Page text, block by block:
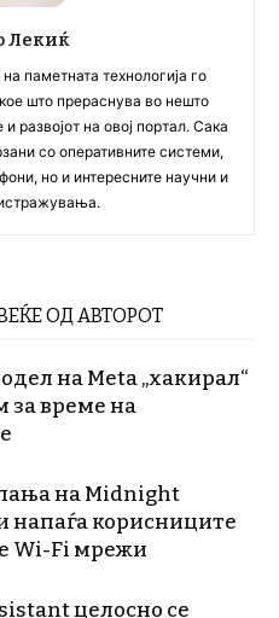
Лекиќ
паметната технологија го
што прераснува во нешто
развојот на овој портал. Сака
со оперативните системи,
но и интересните научни и
ОД АВТОРОТ
на Meta „хакирал“
за време на
на Midnight
напаѓа корисниците
Wi-Fi мрежи
целосно се